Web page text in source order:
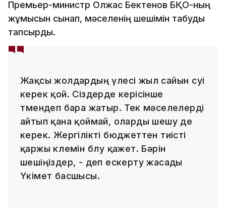
Премьер-министр Олжас Бектенов БҚО-ның
жұмысын сынап, мәселенің шешімін табуды
тапсырды.
Жақсы жолдардың үлесі жыл сайын өсуі
керек қой. Сіздерде керісінше
төмендеп бара жатыр. Тек мәселелерді
айтып қана қоймай, оларды шешу де
керек. Жергілікті бюджеттен тиісті
қаржы көлемін бөлу қажет. Бәрін
шешіңіздер, - деп ескерту жасады
Үкімет басшысы.